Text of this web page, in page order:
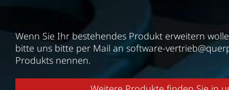
Wenn Sie Ihr bestehendes Produkt erweitern
bitte uns bitte per Mail an software-
Produkts nennen.